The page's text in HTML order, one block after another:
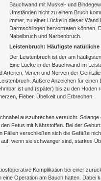
Bauchwand mit Muskel- und
Umständen nicht zu einem Bruch
immer, zu einer Lücke in dieser
Darmschlingen hervortreten können.
Nabelbruch und Narbenbruch.
Leistenbruch: Häufigste natürliche
Der Leistenbruch ist der am
Eine Lücke in der Bauchwand im
Venen und Nerven der
Äußere Anzeichen für einen
ist und (später) bis zu den Hoden
Fieber, Übelkeit und Erbrechen.
auszubrechen versucht. Solange
Fetus mit Nährstoffen. Bei der
verschließen sich die Gefäße
wenn sie schwanger sind, starkes
Komplikation bei einer
Operation am Bauch hatten.